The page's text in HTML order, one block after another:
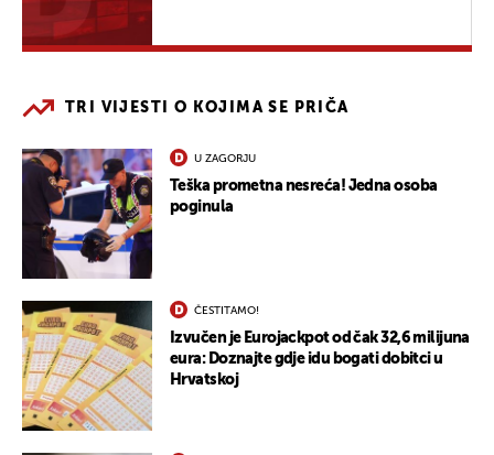
TRI VIJESTI O KOJIMA SE PRIČA
U ZAGORJU
Teška prometna nesreća! Jedna osoba
poginula
ČESTITAMO!
Izvučen je Eurojackpot od čak 32,6 milijuna
eura: Doznajte gdje idu bogati dobitci u
Hrvatskoj